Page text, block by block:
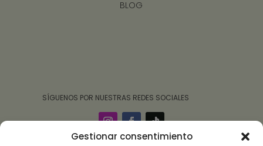
Gestionar consentimiento
BLOG
‎ ‎ ‎ ‎ ‎ ‎‎ ‎ SÍGUENOS POR NUESTRAS REDES SOCIALES